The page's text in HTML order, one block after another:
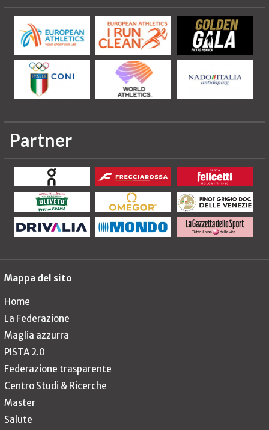
Partner
Mappa del sito
Home
La Federazione
Maglia azzurra
PISTA 2.0
Federazione trasparente
Centro Studi & Ricerche
Master
Salute